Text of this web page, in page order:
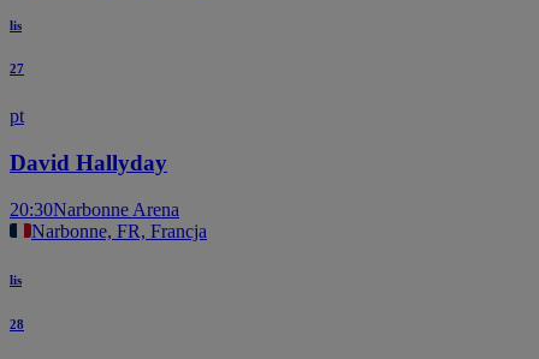
lis
27
pt
David Hallyday
20:30Narbonne Arena
Narbonne, FR, Francja
lis
28